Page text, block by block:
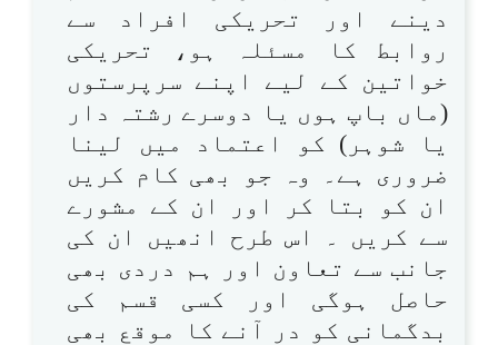
دینے اور تحریکی افراد سے
روابط کا مسئلہ ہو، تحریکی
خواتین کے لیے اپنے سرپرستوں
(ماں باپ ہوں یا دوسرے رشتہ دار
یا شوہر) کو اعتماد میں لینا
ضروری ہے۔ وہ جو بھی کام کریں
ان کو بتا کر اور ان کے مشورے
سے کریں ۔ اس طرح انھیں ان کی
جانب سے تعاون اور ہم دردی بھی
حاصل ہوگی اور کسی قسم کی
بدگمانی کو در آنے کا موقع بھی